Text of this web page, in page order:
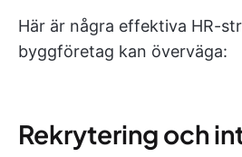
Här är några effektiva HR-
byggföretag kan överväga:
Rekrytering och